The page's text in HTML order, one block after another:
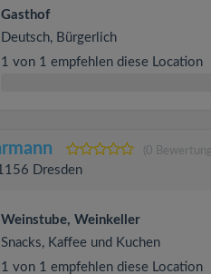
Gasthof
Deutsch, Bürgerlich
1 von 1 empfehlen diese Location
(0
Dresden
Weinstube, Weinkeller
Snacks, Kaffee und Kuchen
1 von 1 empfehlen diese Location